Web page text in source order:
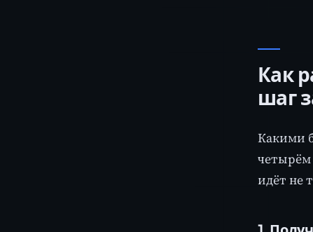
Как
шаг
Какими
четырём
идёт не